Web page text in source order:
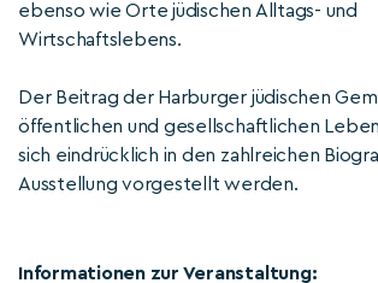
ebenso wie Orte jüdischen Alltags- und
Wirtschaftslebens.
Der Beitrag der Harburger jüdischen
öffentlichen und gesellschaftlichen
sich eindrücklich in den zahlreichen
Ausstellung vorgestellt werden.
Informationen zur Veranstaltung: